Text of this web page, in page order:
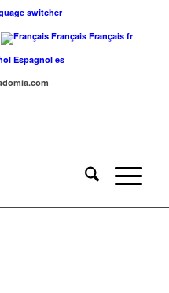
switcher
Français Français fr
Espagnol es